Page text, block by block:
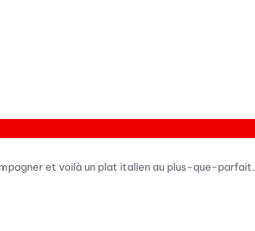
et voilà un plat italien au plus-que-parfait.